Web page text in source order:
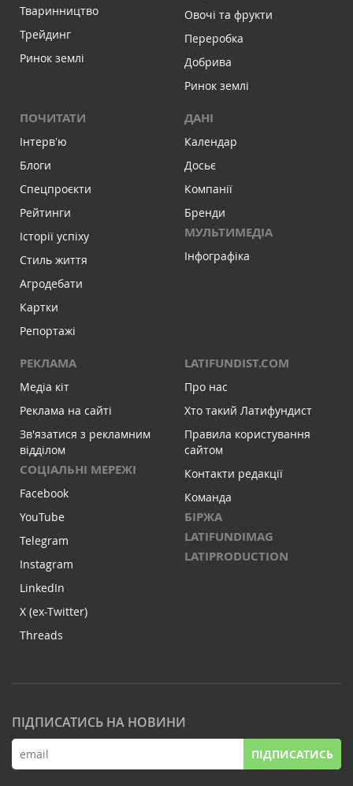
Тваринництво
Трейдинг
Ринок землі
Овочі та фрукти
Переробка
Добрива
Ринок землі
ПОЧИТАТИ
Інтервʼю
Блоги
Спецпроєкти
Рейтинги
Історії успіху
Стиль життя
Агродебати
Картки
Репортажі
ДАНІ
Календар
Досьє
Компанії
Бренди
МУЛЬТИМЕДІА
Інфографіка
РЕКЛАМА
Медіа кіт
Реклама на сайті
Зв'язатися з рекламним
відділом
СОЦІАЛЬНІ МЕРЕЖІ
Facebook
YouTube
Telegram
Instagram
LinkedIn
X (ex-Twitter)
Threads
LATIFUNDIST.COM
Про нас
Хто такий Латифундист
Правила користування
сайтом
Контакти редакції
Команда
БІРЖА
LATIFUNDIMAG
LATIPRODUCTION
ПІДПИСАТИСЬ НА НОВИНИ
ПІДПИСАТИСЬ